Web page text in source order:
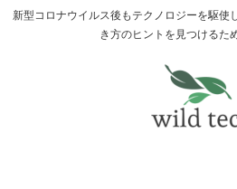
新型コロナウイルス後もテクノロジーを駆
き方のヒントを見つけるた